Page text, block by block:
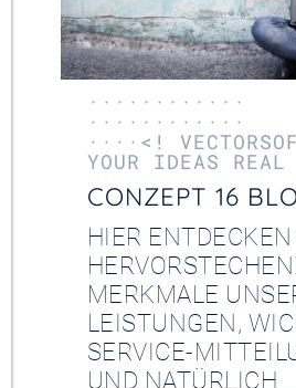
············
············
····<!
YOUR IDEAS
CONZEPT 16
HIER ENTDECKEN
MERKMALE
LEISTUNGEN,
SERVICE-
UND NATÜRLICH